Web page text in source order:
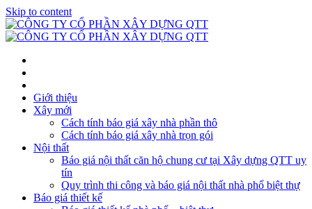
Skip to content
Giới thiệu
Xây mới
Cách tính báo giá xây nhà phần thô
Cách tính báo giá xây nhà trọn gói
Nội thất
Báo giá nội thất căn hộ chung cư tại Xây dựng QTT uy
tín
Quy trình thi công và báo giá nội thất nhà phố biệt thự
Báo giá thiết kế